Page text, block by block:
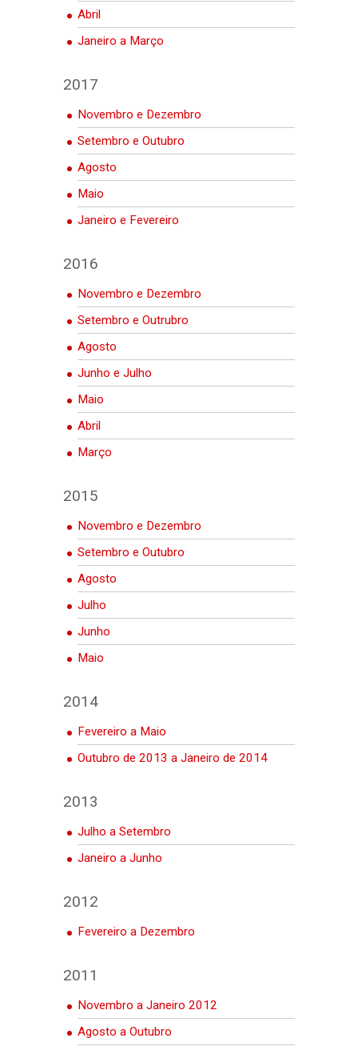
Abril
Janeiro a Março
2017
Novembro e Dezembro
Setembro e Outubro
Agosto
Maio
Janeiro e Fevereiro
2016
Novembro e Dezembro
Setembro e Outrubro
Agosto
Junho e Julho
Maio
Abril
Março
2015
Novembro e Dezembro
Setembro e Outubro
Agosto
Julho
Junho
Maio
2014
Fevereiro a Maio
Outubro de 2013 a Janeiro de 2014
2013
Julho a Setembro
Janeiro a Junho
2012
Fevereiro a Dezembro
2011
Novembro a Janeiro 2012
Agosto a Outubro